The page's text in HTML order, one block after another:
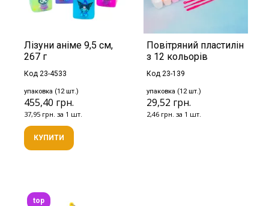
Лізуни аніме 9,5 см,
267 г
Код 23-4533
упаковка (12 шт.)
455,40 грн.
37,95 грн. за 1 шт.
КУПИТИ
Повітряний пластилін
з 12 кольорів
Код 23-139
упаковка (12 шт.)
29,52 грн.
2,46 грн. за 1 шт.
top